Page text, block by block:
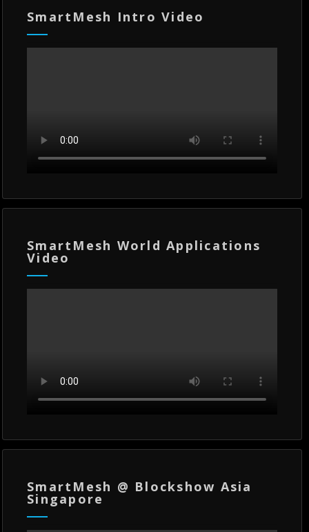
SmartMesh Intro Video
SmartMesh World Applications
Video
SmartMesh @ Blockshow Asia
Singapore